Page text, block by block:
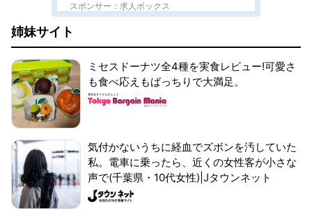
スポンサー：求人ボックス
姉妹サイト
ミセスドーナツ全4種を実食レビュー!可愛さ
も食べ応えもばっちりで大満足。
気付かないうちに経血でズボンを汚していた
私。電車に乗ったら、近くの女性客が小さな
声で(千葉県・10代女性)|Jタウンネット